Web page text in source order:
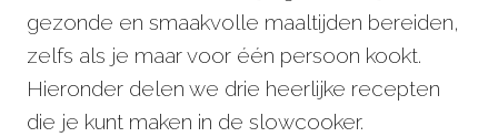
gezonde en smaakvolle maaltijden bereiden,
zelfs als je maar voor één persoon kookt.
Hieronder delen we drie heerlijke recepten
die je kunt maken in de slowcooker.